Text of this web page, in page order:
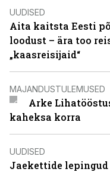
UUDISED
Aita kaitsta Eesti
loodust – ära too
„kaasreisijaid“
MAJANDUSTULEMUSED
Arke
kaheksa korra
UUDISED
Jaekettide